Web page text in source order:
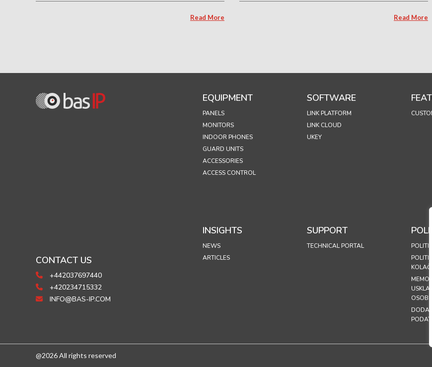
Read More Read More
CONTACT US
+442037697440
+420234715332
INFO@BAS-IP.COM
EQUIPMENT
PANELS
MONITORS
INDOOR PHONES
GUARD UNITS
ACCESSORIES
ACCESS CONTROL
SOFTWARE
LINK PLATFORM
LINK CLOUD
UKEY
INSIGHTS
NEWS
ARTICLES
SUPPORT
TECHNICAL PORTAL
@2026 All rights reserved